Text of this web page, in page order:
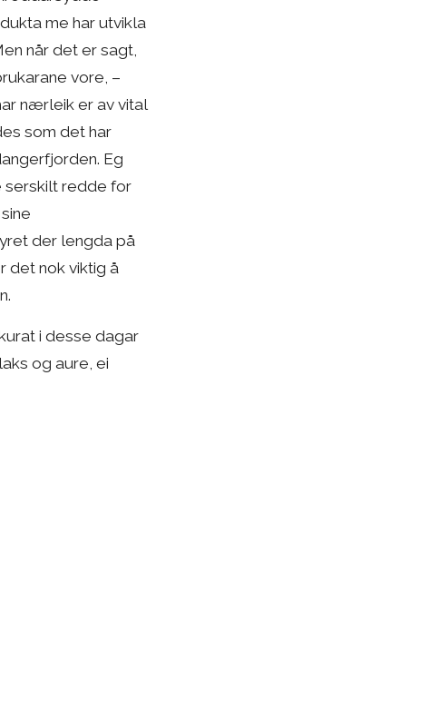
me har utvikla
når det er sagt,
vore, –
nærleik er av vital
som det har
Eg
serskilt redde for
der lengda på
det nok viktig å
i desse dagar
og aure, ei